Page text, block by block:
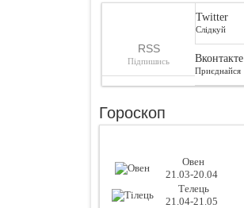
RSS
Підпишись
Twitter
Слідкуй
Вконтакте
Приєднайся
Гороскоп
Овен
21.03-20.04
Телець
21.04-21.05